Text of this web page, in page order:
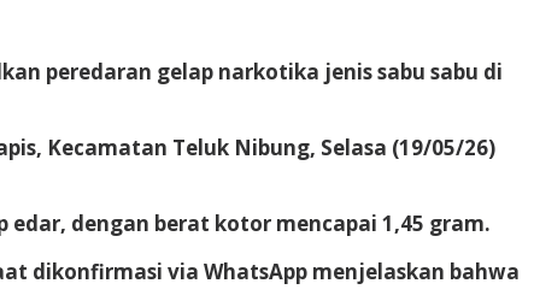
peredaran gelap narkotika jenis sabu sabu di
Kecamatan Teluk Nibung, Selasa (19/05/26)
dengan berat kotor mencapai 1,45 gram.
dikonfirmasi via WhatsApp menjelaskan bahwa